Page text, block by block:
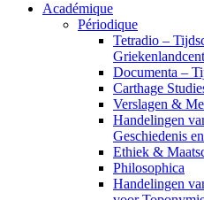
Académique
Périodique
Tetradio –
Documenta –
Carthage
Verslagen &
Handelingen
Geschiedenis
Ethiek &
Philosophica
Handelingen